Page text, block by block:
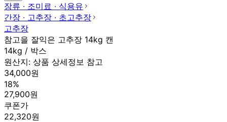
장류 ∙ 조미료 ∙ 식용유
간장 ∙ 고추장 ∙ 초고추장
고추장
참고을 잘익은 고추장 14kg 캔
14kg / 박스
원산지: 상품 상세정보 참고
34,000원
18%
27,900원
쿠폰가
22,320원